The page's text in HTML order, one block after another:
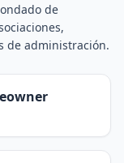
de
de administración.